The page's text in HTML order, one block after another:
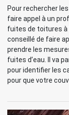
Pour rechercher
faire appel à un
fuites de toitures à
conseillé de faire
prendre les
fuites d’eau. Il va
pour identifier les
pour que votre